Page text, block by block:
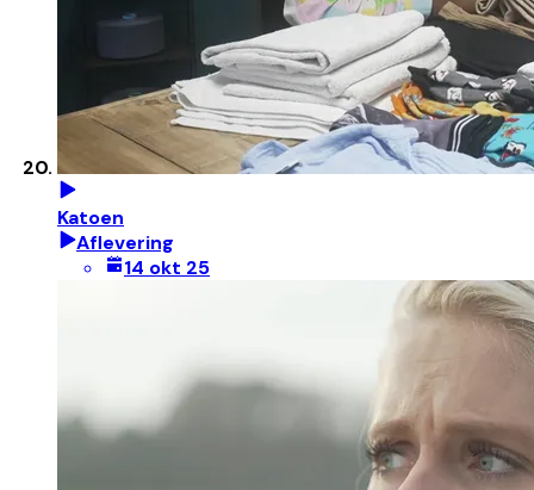
Katoen
Aflevering
14 okt 25